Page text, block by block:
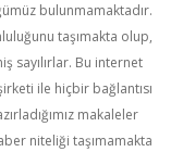
bulunmamaktadır.
taşımakta olup,
sayılırlar. Bu internet
ile hiçbir bağlantısı
makaleler
niteliği taşımamakta